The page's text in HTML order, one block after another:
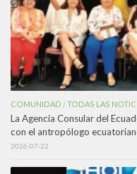
COMUNIDAD /TODAS LAS
La Agencia Consular del
con el antropólogo
2026-07-22